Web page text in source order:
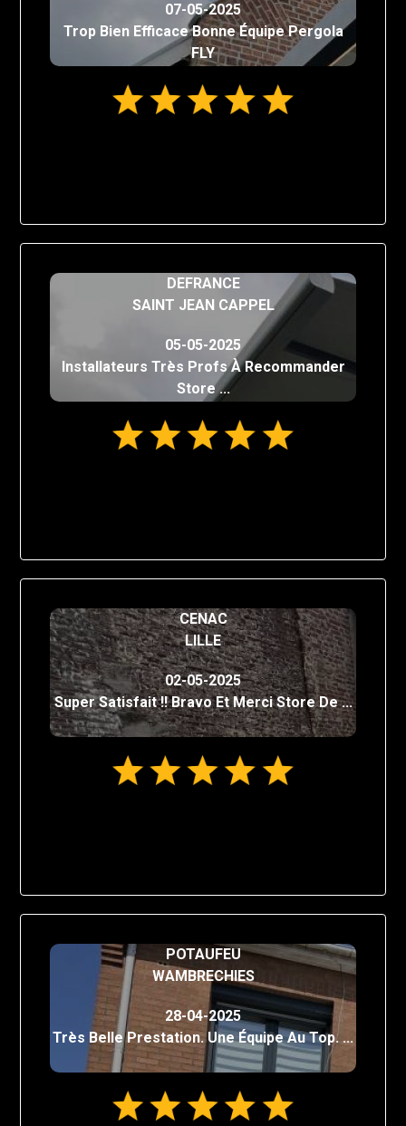
07-05-2025
Trop Bien Efficace Bonne Équipe Pergola
FLY
DEFRANCE
SAINT JEAN CAPPEL
05-05-2025
Installateurs Très Profs À Recommander
Store ...
CENAC
LILLE
02-05-2025
Super Satisfait !! Bravo Et Merci Store De ...
POTAUFEU
WAMBRECHIES
28-04-2025
Très Belle Prestation. Une Équipe Au Top. ...